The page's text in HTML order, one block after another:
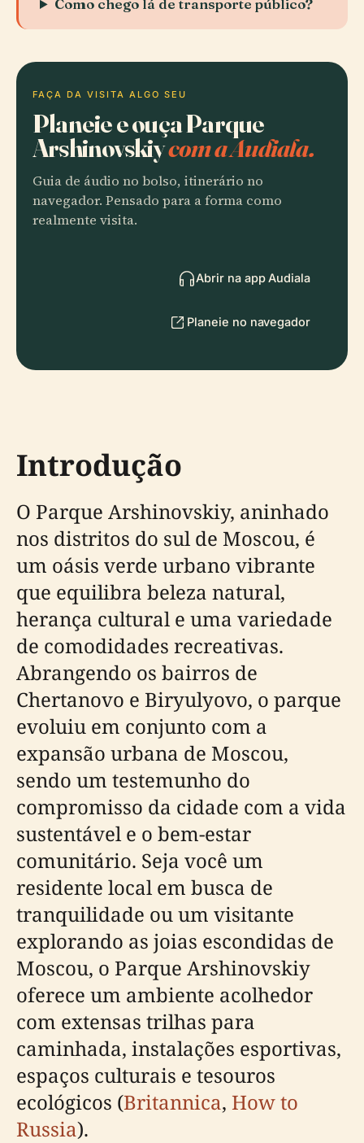
Como chego lá de transporte público?
FAÇA DA VISITA ALGO SEU
Planeie e ouça Parque
Arshinovskiycom a Audiala.
Guia de áudio no bolso, itinerário no
navegador. Pensado para a forma como
realmente visita.
Abrir na app Audiala
Planeie no navegador
Introdução
O Parque Arshinovskiy, aninhado
nos distritos do sul de Moscou, é
um oásis verde urbano vibrante
que equilibra beleza natural,
herança cultural e uma variedade
de comodidades recreativas.
Abrangendo os bairros de
Chertanovo e Biryulyovo, o parque
evoluiu em conjunto com a
expansão urbana de Moscou,
sendo um testemunho do
compromisso da cidade com a vida
sustentável e o bem-estar
comunitário. Seja você um
residente local em busca de
tranquilidade ou um visitante
explorando as joias escondidas de
Moscou, o Parque Arshinovskiy
oferece um ambiente acolhedor
com extensas trilhas para
caminhada, instalações esportivas,
espaços culturais e tesouros
ecológicos (Britannica, How to
Russia).